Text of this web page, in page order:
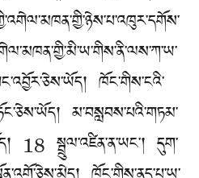
ཁོང་གིས་ངའི་
མ་བསླབས་པའི་གཏམ་
18 སྦྲུལ་འཛིན་ན་ཡང་། དུག་